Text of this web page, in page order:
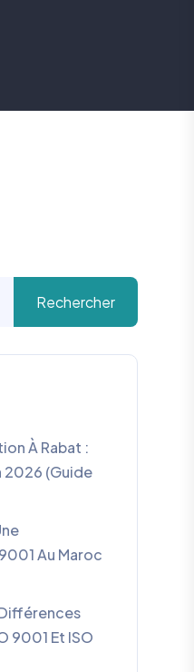
Rechercher
À Rabat :
2026 (guide
Au Maroc
9001 Et ISO